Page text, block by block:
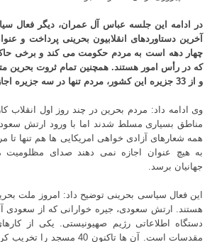
در ادامه این جلسه عباس آل عمران، دیگر فعال
آخرین دستاوردهای انقلابیون بحرینی پرداخت و
چهار دهه است به مردم حکومت می کند و برخی
که در رأس امور هستند. همچنین تمام ثروت بحرین
و از 33 جزیره این کشور، مردم تنها در سه جزیره اجازه تردد دارند.
وی ادامه داد: مردم بحرین در چند روز اول انقلاب
مناطق بسیاری مسلط شدند اما با ورود ارتش
همه شعارهای آزادی خواهی امریکایی ها هم تنها تا
به هیچ عنوان اجازه نمی دهند صدای
جهانیان برسد.
این فعال سیاسی بحرینی توضیح داد: امروز ملت
هستند. ارتش سعودی، جیره خوارانی که از سعودی
دستگاه اطلاعاتی رژیم صهیونیستی. یکی از
مقدسات است. آن ها تاکنون 40